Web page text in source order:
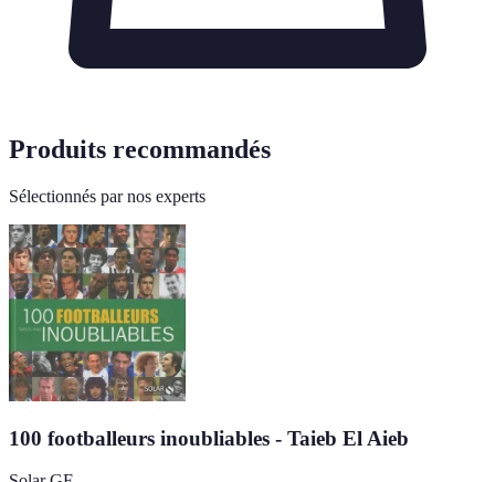
Produits recommandés
Sélectionnés par nos experts
100 footballeurs inoubliables - Taieb El Aieb